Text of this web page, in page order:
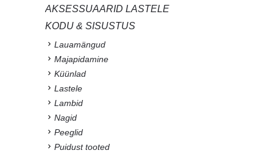
AKSESSUAARID LASTELE
KODU & SISUSTUS
Lauamängud
Majapidamine
Küünlad
Lastele
Lambid
Nagid
Peeglid
Puidust tooted